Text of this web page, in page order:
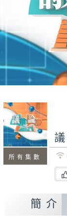
所有集數
簡介